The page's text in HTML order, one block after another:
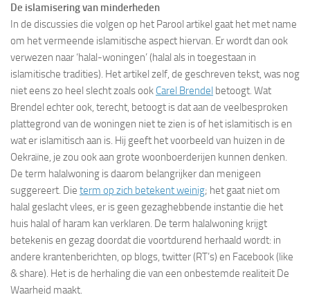
De islamisering van minderheden
In de discussies die volgen op het Parool artikel gaat het met name
om het vermeende islamitische aspect hiervan. Er wordt dan ook
verwezen naar ‘halal-woningen’ (halal als in toegestaan in
islamitische tradities). Het artikel zelf, de geschreven tekst, was nog
niet eens zo heel slecht zoals ook Carel Brendel betoogt. Wat
Brendel echter ook, terecht, betoogt is dat aan de veelbesproken
plattegrond van de woningen niet te zien is of het islamitisch is en
wat er islamitisch aan is. Hij geeft het voorbeeld van huizen in de
Oekraïne, je zou ook aan grote woonboerderijen kunnen denken.
De term halalwoning is daarom belangrijker dan menigeen
suggereert. Die term op zich betekent weinig; het gaat niet om
halal geslacht vlees, er is geen gezaghebbende instantie die het
huis halal of haram kan verklaren. De term halalwoning krijgt
betekenis en gezag doordat die voortdurend herhaald wordt: in
andere krantenberichten, op blogs, twitter (RT’s) en Facebook (like
& share). Het is de herhaling die van een onbestemde realiteit De
Waarheid maakt.